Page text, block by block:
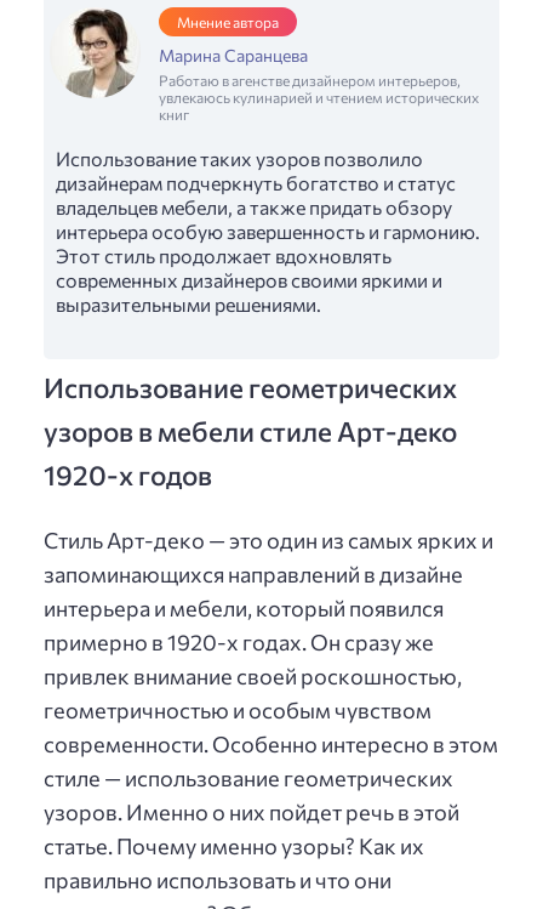
Мнение автора
Марина Саранцева
Работаю в агенстве дизайнером интерьеров,
увлекаюсь кулинарией и чтением исторических
книг
Использование таких узоров позволило
дизайнерам подчеркнуть богатство и статус
владельцев мебели, а также придать обзору
интерьера особую завершенность и гармонию.
Этот стиль продолжает вдохновлять
современных дизайнеров своими яркими и
выразительными решениями.
Использование геометрических
узоров в мебели стиле Арт-деко
1920-х годов
Стиль Арт-деко — это один из самых ярких и
запоминающихся направлений в дизайне
интерьера и мебели, который появился
примерно в 1920-х годах. Он сразу же
привлек внимание своей роскошностью,
геометричностью и особым чувством
современности. Особенно интересно в этом
стиле — использование геометрических
узоров. Именно о них пойдет речь в этой
статье. Почему именно узоры? Как их
правильно использовать и что они